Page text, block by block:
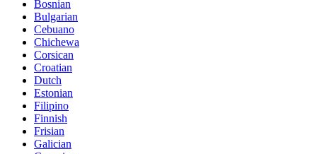
Bosnian
Bulgarian
Cebuano
Chichewa
Corsican
Croatian
Dutch
Estonian
Filipino
Finnish
Frisian
Galician